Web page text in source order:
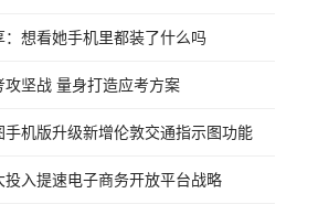
：想看她手机里都装了什么吗
攻坚战 量身打造应考方案
手机版升级新增伦敦交通指示图功能
投入提速电子商务开放平台战略